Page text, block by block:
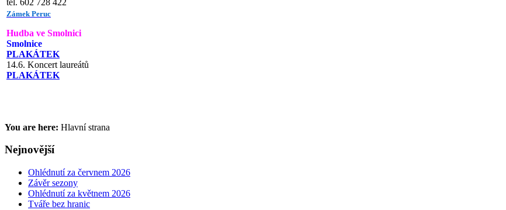
Zámek Peruc
Hudba ve Smolnici
Smolnice
PLAKÁTEK
14.6. Koncert laureátů
PLAKÁTEK
You are here: Hlavní strana
Nejnovější
Ohlédnutí za červnem 2026
Závěr sezony
Ohlédnutí za květnem 2026
Tváře bez hranic